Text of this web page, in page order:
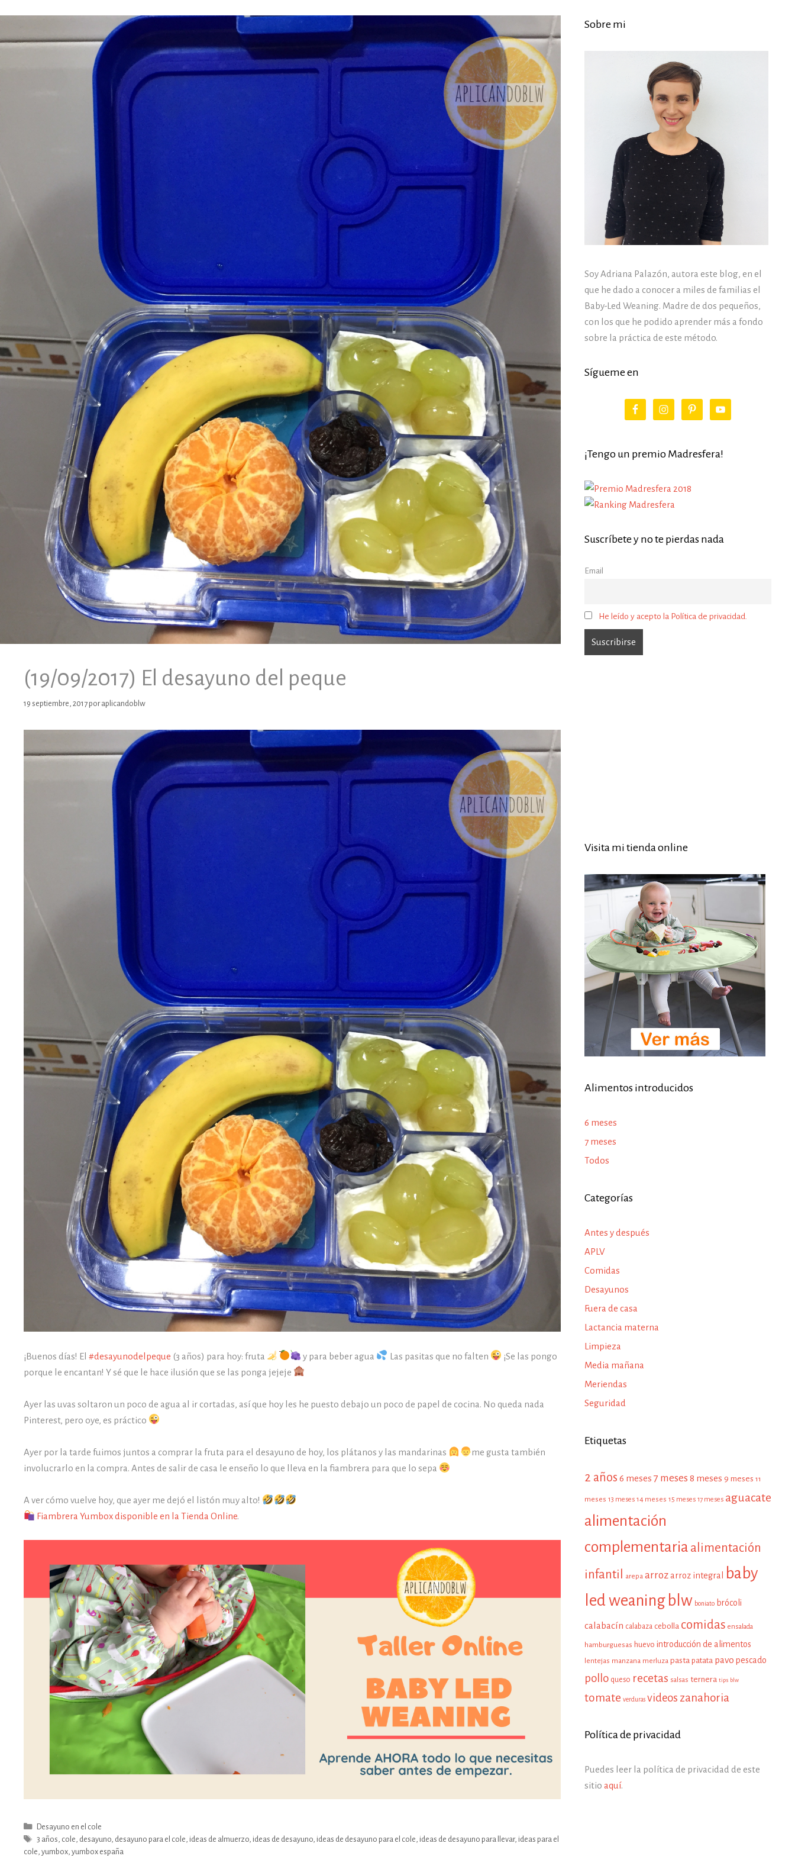
(19/09/2017) El desayuno del peque
19 septiembre, 2017 poraplicandoblw
¡Buenos días! El #desayunodelpeque (3 años) para hoy: fruta y para beber agua Las pasitas que no falten
¡Se las pongo
porque le encantan! Y sé que le hace ilusión que se las ponga jejeje
Ayer las uvas soltaron un poco de agua al ir cortadas, así que hoy les he puesto debajo un poco de papel de cocina. No queda nada
Pinterest, pero oye, es práctico
Ayer por la tarde fuimos juntos a comprar la fruta para el desayuno de hoy, los plátanos y las mandarinas
me gusta también
involucrarlo en la compra. Antes de salir de casa le enseño lo que lleva en la fiambrera para que lo sepa
A ver cómo vuelve hoy, que ayer me dejó el listón muy alto!
Fiambrera Yumbox disponible en la Tienda Online.
Categorías
Desayuno en el cole
Etiquetas
3 años, cole, desayuno, desayuno para el cole, ideas de almuerzo, ideas de desayuno, ideas de desayuno para el cole, ideas de desayuno para llevar, ideas para el
cole, yumbox, yumbox españa
Sobre mi
Soy Adriana Palazón, autora este blog, en el
que he dado a conocer a miles de familias el
Baby-Led Weaning. Madre de dos pequeños,
con los que he podido aprender más a fondo
sobre la práctica de este método.
Sígueme en
¡Tengo un premio Madresfera!
Suscríbete y no te pierdas nada
Email
He leído y acepto la Política de privacidad.
Visita mi tienda online
Alimentos introducidos
6 meses
7 meses
Todos
Categorías
Antes y después
APLV
Comidas
Desayunos
Fuera de casa
Lactancia materna
Limpieza
Media mañana
Meriendas
Seguridad
Etiquetas
2 años 6 meses 7 meses 8 meses 9 meses 11
meses 13 meses 14 meses 15 meses 17 meses aguacate
alimentación
complementaria alimentación
infantil
arepa arroz arroz integral
baby
led weaning blw boniato brócoli
calabacín calabaza cebolla comidas ensalada
hamburguesas huevo introducción de alimentos
lentejas manzana merluza pasta patata pavo pescado
pollo queso recetas salsas ternera tips blw
tomate verduras videos zanahoria
Política de privacidad
Puedes leer la política de privacidad de este
sitio aquí.